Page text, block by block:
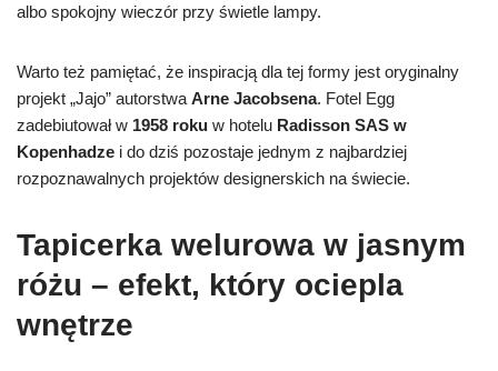
albo spokojny wieczór przy świetle lampy.
Warto też pamiętać, że inspiracją dla tej formy jest oryginalny
projekt „Jajo” autorstwaArne Jacobsena. Fotel Egg
zadebiutował w 1958 roku w hotelu Radisson SAS w
Kopenhadze i do dziś pozostaje jednym z najbardziej
rozpoznawalnych projektów designerskich na świecie.
Tapicerka welurowa w jasnym
różu – efekt, który ociepla
wnętrze